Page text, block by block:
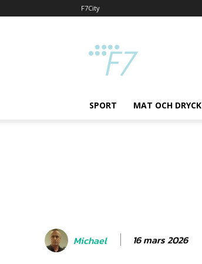
F7City
SPORT MAT OCH DRYCK
Michael 16 mars 2026